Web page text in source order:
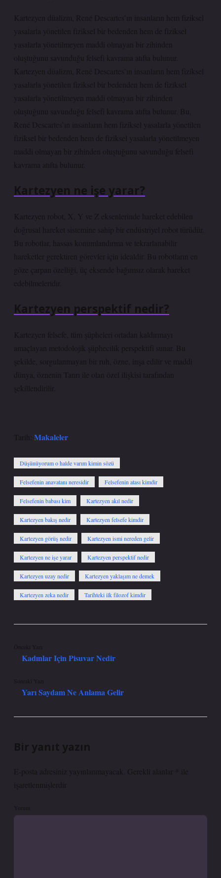
Kartezyen düalizm, René Descartes’ın insanların hem fiziksel
yasalarla yönetilen fiziksel bir bedenden hem de fiziksel
yasalarla yönetilmeyen maddi olmayan bir zihinden
oluştuğunu savunduğu felsefi kavrama atıfta bulunur.
Kartezyen düalizm, René Descartes’ın insanların hem fiziksel
yasalarla yönetilen fiziksel bir bedenden hem de fiziksel
yasalarla yönetilmeyen maddi olmayan bir zihinden
oluştuğunu savunduğu felsefi kavrama atıfta bulunur. Bu,
René Descartes’ın insanların hem fiziksel yasalarla yönetilen
fiziksel bir bedenden hem de fiziksel yasalarla yönetilmeyen
maddi olmayan bir zihinden oluştuğunu savunduğu felsefi
kavrama atıfta bulunur.
Kartezyen ne işe yarar?
Kartezyen robot, X, Y ve Z eksenlerinde hareket edebilen
doğrusal hareket sistemine sahip bir endüstriyel robot türüdür.
Bu robotlar, hassas konumlandırma ve tekrarlanabilir
hareketler gerektiren görevler için idealdir. Bu robotların en
göze çarpan özelliği, üç eksende bağımsız olarak hareket
edebilmeleridir.
Kartezyen perspektif nedir?
Kartezyen felsefe, tüm şüpheleri ortadan kaldırmayı
amaçlayan metodolojik şüphecilik perspektifi sunar. Bu
şekilde, sorgulanmayan bir ruh, özne, inşa edilir ve maddi
dünya, öznenin Tanrı ile olan özel ilişkisi tarafından
şekillendirilir.
Tarih: Makaleler
Düşünüyorum o halde varım kimin sözü
Felsefenin anavatanı neresidir Felsefenin atası kimdir
Felsefenin babası kim Kartezyen akıl nedir
Kartezyen bakış nedir Kartezyen felsefe kimdir
Kartezyen görüş nedir Kartezyen ismi nereden gelir
Kartezyen ne işe yarar Kartezyen perspektif nedir
Kartezyen uzay nedir Kartezyen yaklaşım ne demek
Kartezyen zeka nedir Tarihteki ilk filozof kimdir
Önceki Yazı
Kadınlar Için Pisuvar Nedir
Sonraki Yazı
Yarı Saydam Ne Anlama Gelir
Bir yanıt yazın
E-posta adresiniz yayınlanmayacak. Gerekli alanlar
ile
işaretlenmişlerdir
Yorum